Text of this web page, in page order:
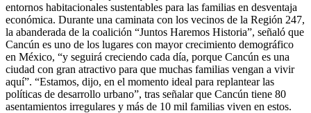
entornos habitacionales sustentables para las familias en desventaja
económica. Durante una caminata con los vecinos de la Región 247,
la abanderada de la coalición “Juntos Haremos Historia”, señaló que
Cancún es uno de los lugares con mayor crecimiento demográfico
en México, “y seguirá creciendo cada día, porque Cancún es una
ciudad con gran atractivo para que muchas familias vengan a vivir
aquí”. “Estamos, dijo, en el momento ideal para replantear las
políticas de desarrollo urbano”, tras señalar que Cancún tiene 80
asentamientos irregulares y más de 10 mil familias viven en estos.